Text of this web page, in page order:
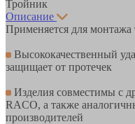
Тройник
Описание
Применяется для монтажа
Высококачественный
защищает от протечек
Изделия совместимы с
RACO, а также
производителей